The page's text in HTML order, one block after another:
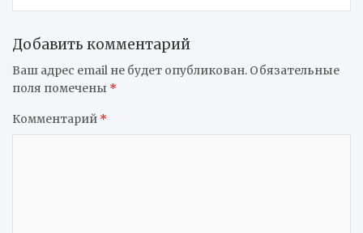
Добавить комментарий
Ваш адрес email не будет опубликован. Обязательные
поля помечены *
Комментарий *